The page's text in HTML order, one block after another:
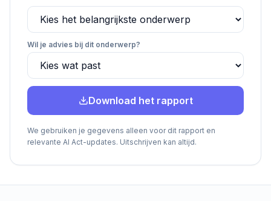
Wil je advies bij dit onderwerp?
Download het rapport
We gebruiken je gegevens alleen voor dit rapport en
relevante AI Act-updates. Uitschrijven kan altijd.